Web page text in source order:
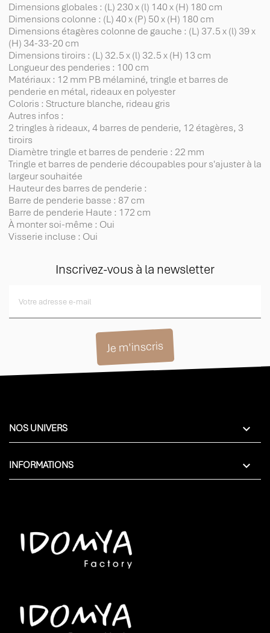
Dimensions globales : (L) 230 x (l) 140 x (H) 180 cm
Dimensions colonne : (L) 40 x (P) 50 x (H) 180 cm
Dimensions étagères colonne de gauche : (L) 37.5 x (l) 39 x
(H) 34-33-20 cm
Dimensions tiroirs : (L) 32.5 x (l) 32.5 x (H) 13 cm
Longueur des penderies : 100 cm
Matériaux : 12 mm PB mélaminé, tringle et barres de
penderie en métal, rideaux en polyester
Coloris : Structure blanche, rideau gris
Autres infos :
2 tringles à rideaux, 4 barres de penderie, 12 étagères, 3
tiroirs
Diamètre tringle et barres de penderie : 22 mm
Tringle et barres de penderie découpables pour s'ajuster à la
largeur souhaitée
Hauteur des barres de penderie :
Barre de penderie basse : 87 cm
Barre de penderie Haute : 172 cm
À monter soi-même : Oui
Visserie incluse : Oui
Inscrivez-vous à la newsletter
NOS UNIVERS 
INFORMATIONS 